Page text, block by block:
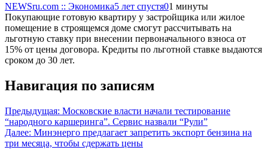
NEWSru.com :: Экономика5 лет спустя01 минуты
Покупающие готовую квартиру у застройщика или жилое
помещение в строящемся доме смогут рассчитывать на
льготную ставку при внесении первоначального взноса от
15% от цены договора. Кредиты по льготной ставке выдаются
сроком до 30 лет.
Навигация по записям
Предыдущая: Московские власти начали тестирование
“народного каршеринга”. Сервис назвали “Рули”
Далее: Минэнерго предлагает запретить экспорт бензина на
три месяца, чтобы сдержать цены